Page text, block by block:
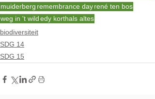
muiderberg remembrance dayrené ten bos
weg in 't wildedy korthals altes
biodiversiteit
SDG 14
SDG 15